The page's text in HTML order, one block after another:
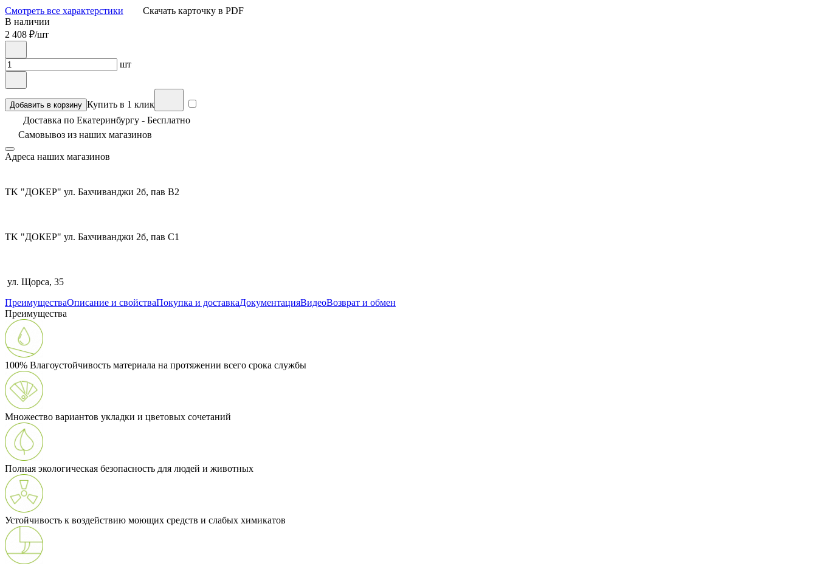
Смотреть все характерстики
Скачать карточку в PDF
В наличии
2 408 ₽/шт
шт
Добавить в корзину Купить в 1 клик
Доставка по Екатеринбургу - Бесплатно
Самовывоз из наших магазинов
Адреса наших магазинов
TK "ДОКЕР" ул. Бахчиванджи 2б, пав В2
TK "ДОКЕР" ул. Бахчиванджи 2б, пав С1
ул. Щорса, 35
ПреимуществаОписание и свойстваПокупка и доставкаДокументацияВидеоВозврат и обмен
Преимущества
100% Влагоустойчивость материала на протяжении всего срока службы
Множество вариантов укладки и цветовых сочетаний
Полная экологическая безопасность для людей и животных
Устойчивость к воздействию моющих средств и слабых химикатов